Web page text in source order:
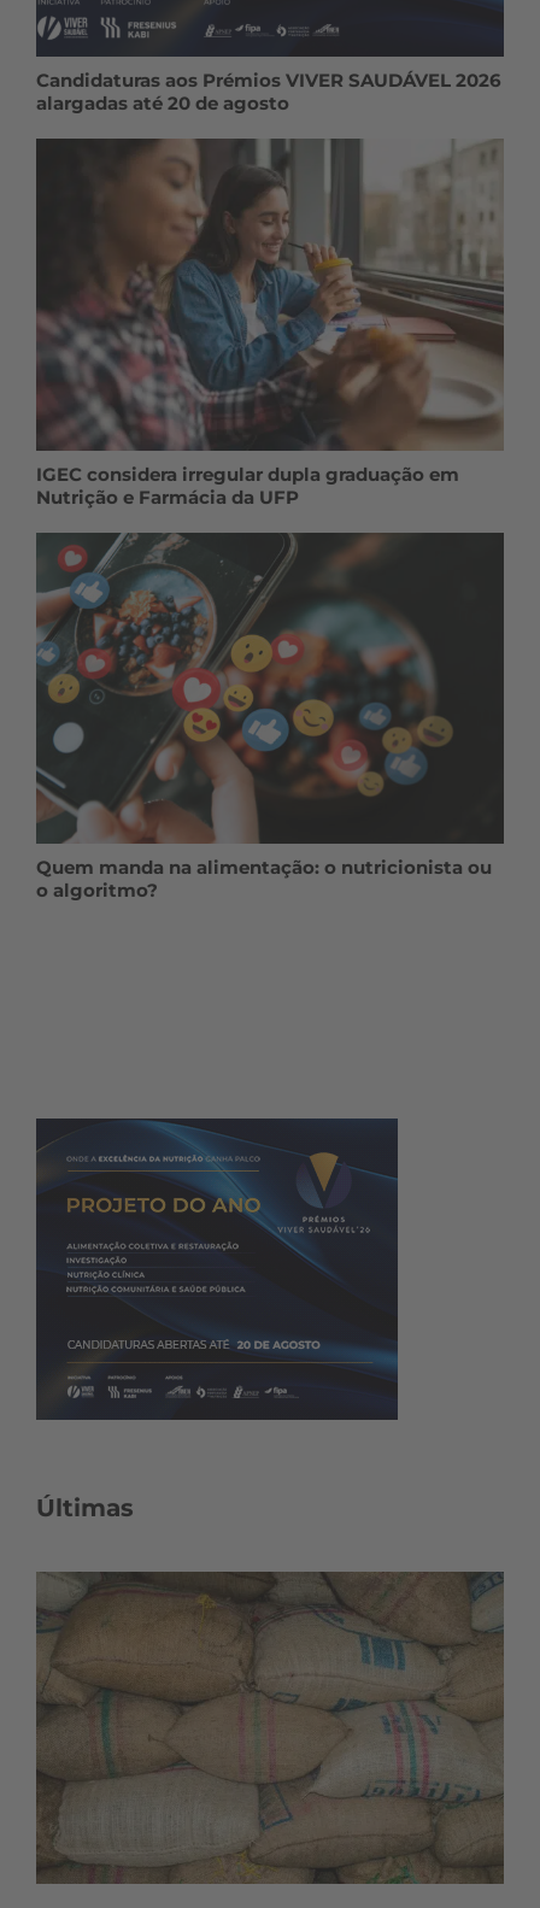
Candidaturas aos Prémios VIVER SAUDÁVEL 2026
alargadas até 20 de agosto
IGEC considera irregular dupla graduação em
Nutrição e Farmácia da UFP
Quem manda na alimentação: o nutricionista ou
o algoritmo?
Últimas